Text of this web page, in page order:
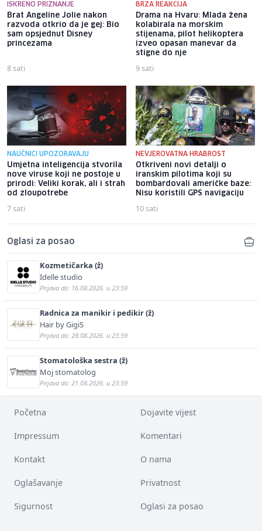
ISKRENO PRIZNANJE
Brat Angeline Jolie nakon
razvoda otkrio da je gej: Bio
sam opsjednut Disney
princezama
8 sati
BRZA REAKCIJA
Drama na Hvaru: Mlada žena
kolabirala na morskim
stijenama, pilot helikoptera
izveo opasan manevar da
stigne do nje
9 sati
NAUČNICI UPOZORAVAJU
Umjetna inteligencija stvorila
nove viruse koji ne postoje u
prirodi: Veliki korak, ali i strah
od zloupotrebe
7 sati
NEVJEROVATNA HRABROST
Otkriveni novi detalji o
iranskim pilotima koji su
bombardovali američke baze:
Nisu koristili GPS navigaciju
10 sati
Oglasi za posao
Kozmetičarka (ž)
Idelle studio
Prijava do: 16.08.2026. u 23:59
Radnica za manikir i pedikir (ž)
Hair by GigiS
Prijava do: 28.08.2026. u 23:59
Stomatološka sestra (ž)
Moj stomatolog
Prijava do: 21.08.2026. u 23:59
Početna Dojavite vijest
Impressum Komentari
Kontakt O nama
Oglašavanje Privatnost
Sigurnost Oglasi za posao